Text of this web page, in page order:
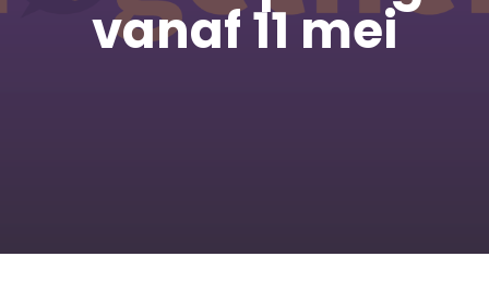
Kinderopvang
Ouderportaal
vanaf 11 mei